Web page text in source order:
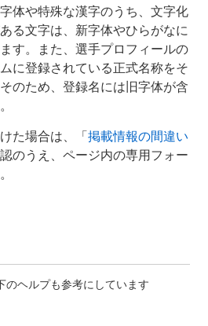
体や特殊な漢字のうち、文字化
る文字は、新字体やひらがなに
す。また、選手プロフィールの
に登録されている正式名称をそ
のため、登録名には旧字体が含
た場合は、「掲載情報の間違い
のうえ、ページ内の専用フォー
のヘルプも参考にしています